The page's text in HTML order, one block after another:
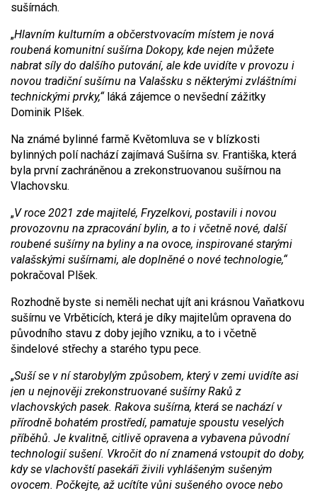
sušírnách.
„Hlavním kulturním a občerstvovacím místem je nová
roubená komunitní sušírna Dokopy, kde nejen můžete
nabrat síly do dalšího putování, ale kde uvidíte v provozu i
novou tradiční sušírnu na Valašsku s některými zvláštními
technickými prvky,“láká zájemce o nevšední zážitky
Dominik Plšek.
Na známé bylinné farmě Květomluva se v blízkosti
bylinných polí nachází zajímavá Sušírna sv. Františka, která
byla první zachráněnou a zrekonstruovanou sušírnou na
Vlachovsku.
„V roce 2021 zde majitelé, Fryzelkovi, postavili i novou
provozovnu na zpracování bylin, a to i včetně nové, další
roubené sušírny na byliny a na ovoce, inspirované starými
valašskými sušírnami, ale doplněné o nové technologie,“
pokračoval Plšek.
Rozhodně byste si neměli nechat ujít ani krásnou Vaňatkovu
sušírnu ve Vrběticích, která je díky majitelům opravena do
původního stavu z doby jejího vzniku, a to i včetně
šindelové střechy a starého typu pece.
„Suší se v ní starobylým způsobem, který v zemi uvidíte asi
jen u nejnověji zrekonstruované sušírny Raků z
vlachovských pasek. Rakova sušírna, která se nachází v
přírodně bohatém prostředí, pamatuje spoustu veselých
příběhů. Je kvalitně, citlivě opravena a vybavena původní
technologií sušení. Vkročit do ní znamená vstoupit do doby,
kdy se vlachovští pasekáři živili vyhlášeným sušeným
ovocem. Počkejte, až ucítíte vůni sušeného ovoce nebo